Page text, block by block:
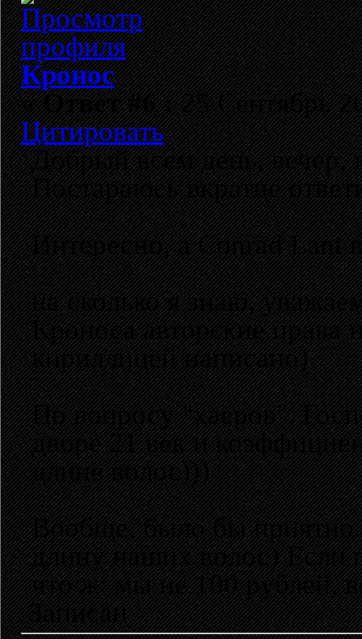
Кронос
«Ответ #6 :25 Сентябрь
Цитировать
Добрый всем день, вечер,
Постараюсь вкратце
Интересно, а Conrad Lant
на сколько я знаю,
Кроноса авторские права
кириллицей написано)
По вопросу "хаеров".
дворе 21 век и
длине волос)))
Вообще, было бы
длину наших волос) Если
что ж: мы не 100 рублей,
Записан